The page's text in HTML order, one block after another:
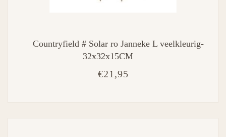
Countryfield # Solar ro Janneke L veelkleurig-
32x32x15CM
€21,95